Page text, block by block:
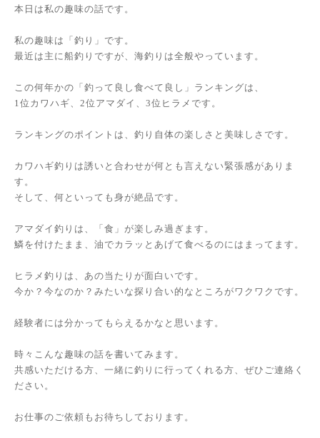
本日は私の趣味の話です。
私の趣味は「釣り」です。
最近は主に船釣りですが、海釣りは全般やっています。
この何年かの「釣って良し食べて良し」ランキングは、
1位カワハギ、2位アマダイ、3位ヒラメです。
ランキングのポイントは、釣り自体の楽しさと美味しさです。
カワハギ釣りは誘いと合わせが何とも言えない緊張感がありま
す。
そして、何といっても身が絶品です。
アマダイ釣りは、「食」が楽しみ過ぎます。
鱗を付けたまま、油でカラッとあげて食べるのにはまってます。
ヒラメ釣りは、あの当たりが面白いです。
今か？今なのか？みたいな探り合い的なところがワクワクです。
経験者には分かってもらえるかなと思います。
時々こんな趣味の話を書いてみます。
共感いただける方、一緒に釣りに行ってくれる方、ぜひご連絡く
ださい。
お仕事のご依頼もお待ちしております。